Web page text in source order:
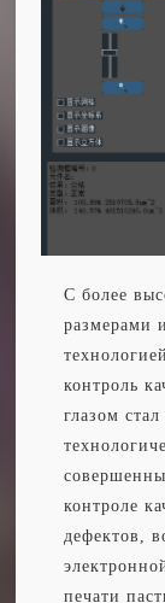
С более
размерами
контроль
глазом
контроле
дефектов,
печати